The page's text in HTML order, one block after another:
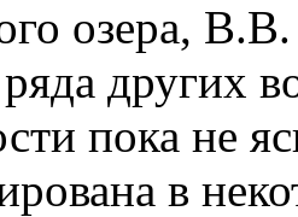
озера,
других
пока не
в